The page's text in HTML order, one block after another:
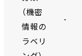
（機密
情報の
ラベリ
-